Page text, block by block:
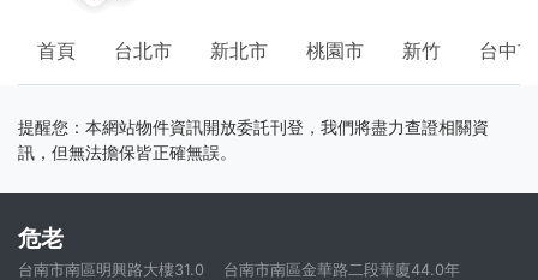
首頁 台北市 新北市 桃園市 新竹 台中市
提醒您：本網站物件資訊開放委託刊登，我們將盡力查證相關資
訊，但無法擔保皆正確無誤。
危老
台南市南區明興路大樓31.0
台南市南區金華路二段華廈44.0年